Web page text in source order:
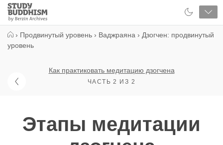
Close
Study
Buddhism
› Продвинутый уровень › Ваджраяна › Дзогчен: продвинутый
уровень
Как практиковать медитацию дзогчена
ЧАСТЬ 2 ИЗ 2
Этапы медитации